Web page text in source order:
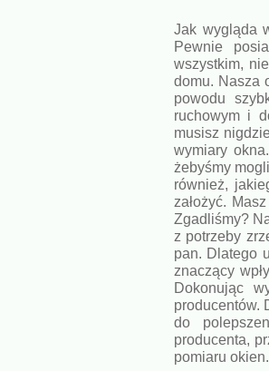
Jak wygląda
Pewnie
wszystkim,
domu. Nasza
powodu
ruchowym i
musisz
wymiary
żebyśmy
również,
założyć.
Zgadliśmy?
z potrzeby
pan. Dlatego
znaczący
Dokonując
producentów.
do
producenta,
pomiaru